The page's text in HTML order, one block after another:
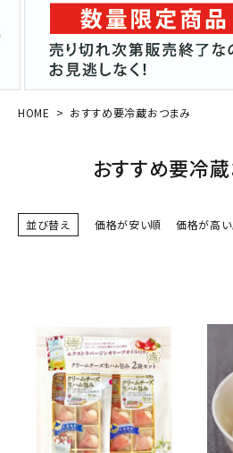
search
ACCOUNT MENU
お酒別オススメ
お問い合わせ
ご利用ガイド
直営店
HOME おすすめ要冷蔵おつまみ
おすすめ要冷
並び替え 価格が安い順 価格が高